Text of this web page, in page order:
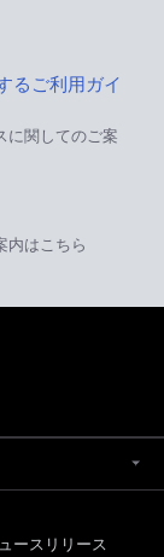
るご利用ガイ
に関してのご案
内はこちら
ースリリース